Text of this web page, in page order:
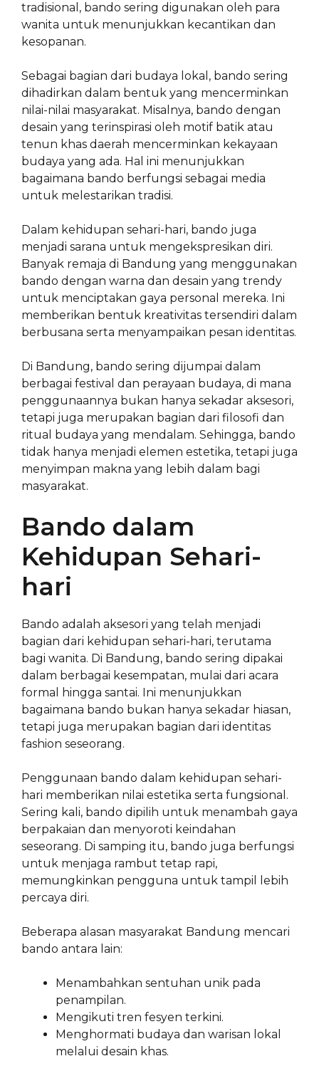
tradisional, bando sering digunakan oleh para
wanita untuk menunjukkan kecantikan dan
kesopanan.
Sebagai bagian dari budaya lokal, bando sering
dihadirkan dalam bentuk yang mencerminkan
nilai-nilai masyarakat. Misalnya, bando dengan
desain yang terinspirasi oleh motif batik atau
tenun khas daerah mencerminkan kekayaan
budaya yang ada. Hal ini menunjukkan
bagaimana bando berfungsi sebagai media
untuk melestarikan tradisi.
Dalam kehidupan sehari-hari, bando juga
menjadi sarana untuk mengekspresikan diri.
Banyak remaja di Bandung yang menggunakan
bando dengan warna dan desain yang trendy
untuk menciptakan gaya personal mereka. Ini
memberikan bentuk kreativitas tersendiri dalam
berbusana serta menyampaikan pesan identitas.
Di Bandung, bando sering dijumpai dalam
berbagai festival dan perayaan budaya, di mana
penggunaannya bukan hanya sekadar aksesori,
tetapi juga merupakan bagian dari filosofi dan
ritual budaya yang mendalam. Sehingga, bando
tidak hanya menjadi elemen estetika, tetapi juga
menyimpan makna yang lebih dalam bagi
masyarakat.
Bando dalam
Kehidupan Sehari-
hari
Bando adalah aksesori yang telah menjadi
bagian dari kehidupan sehari-hari, terutama
bagi wanita. Di Bandung, bando sering dipakai
dalam berbagai kesempatan, mulai dari acara
formal hingga santai. Ini menunjukkan
bagaimana bando bukan hanya sekadar hiasan,
tetapi juga merupakan bagian dari identitas
fashion seseorang.
Penggunaan bando dalam kehidupan sehari-
hari memberikan nilai estetika serta fungsional.
Sering kali, bando dipilih untuk menambah gaya
berpakaian dan menyoroti keindahan
seseorang. Di samping itu, bando juga berfungsi
untuk menjaga rambut tetap rapi,
memungkinkan pengguna untuk tampil lebih
percaya diri.
Beberapa alasan masyarakat Bandung mencari
bando antara lain:
Menambahkan sentuhan unik pada
penampilan.
Mengikuti tren fesyen terkini.
Menghormati budaya dan warisan lokal
melalui desain khas.